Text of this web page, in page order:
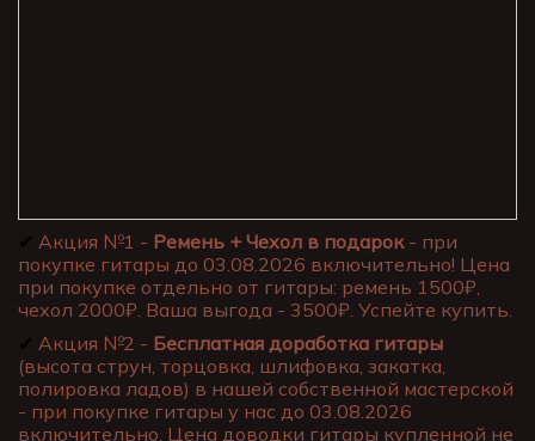
✔ Акция №1 - Ремень + Чехол в подарок- при
покупке гитары до 03.08.2026 включительно! Цена
при покупке отдельно от гитары: ремень 1500₽,
чехол 2000₽. Ваша выгода - 3500₽. Успейте купить.
✔ Акция №2 - Бесплатная доработка гитары
(высота струн, торцовка, шлифовка, закатка,
полировка ладов) в нашей собственной мастерской
- при покупке гитары у нас до 03.08.2026
включительно. Цена доводки гитары купленной не